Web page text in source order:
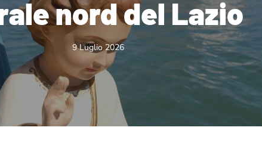
nord del Lazio
9 Luglio 2026